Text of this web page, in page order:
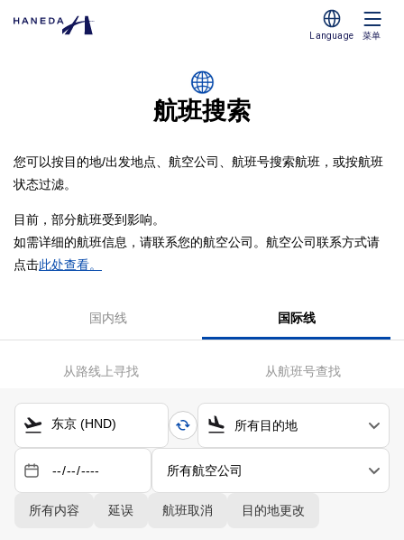
Language 菜单
航班搜索
您可以按目的地/出发地点、航空公司、航班号搜索航班，或按航班
状态过滤。
目前，部分航班受到影响。
如需详细的航班信息，请联系您的航空公司。航空公司联系方式请
点击此处查看。
国内线 国际线
从路线上寻找 从航班号查找
东京 (HND) 所有目的地
所有航空公司
所有内容 延误 航班取消 目的地更改